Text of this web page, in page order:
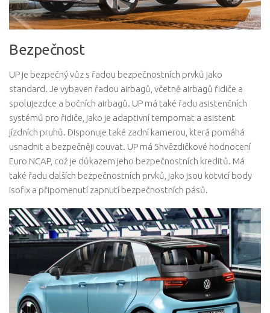
Bezpečnost
UP je bezpečný vůz s řadou bezpečnostních prvků jako
standard. Je vybaven řadou airbagů, včetně airbagů řidiče a
spolujezdce a bočních airbagů. UP má také řadu asistenčních
systémů pro řidiče, jako je adaptivní tempomat a asistent
jízdních pruhů. Disponuje také zadní kamerou, která pomáhá
usnadnit a bezpečněji couvat. UP má 5hvězdičkové hodnocení
Euro NCAP, což je důkazem jeho bezpečnostních kreditů. Má
také řadu dalších bezpečnostních prvků, jako jsou kotvicí body
Isofix a připomenutí zapnutí bezpečnostních pásů.